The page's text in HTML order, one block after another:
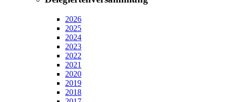
2026
2025
2024
2023
2022
2021
2020
2019
2018